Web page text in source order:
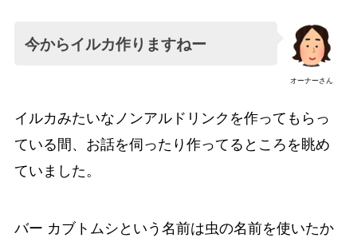
オーナーさん
今からイルカ作りますねー
イルカみたいなノンアルドリンクを作ってもらっ
ている間、お話を伺ったり作ってるところを眺め
ていました。
バー カブトムシという名前は虫の名前を使いたか